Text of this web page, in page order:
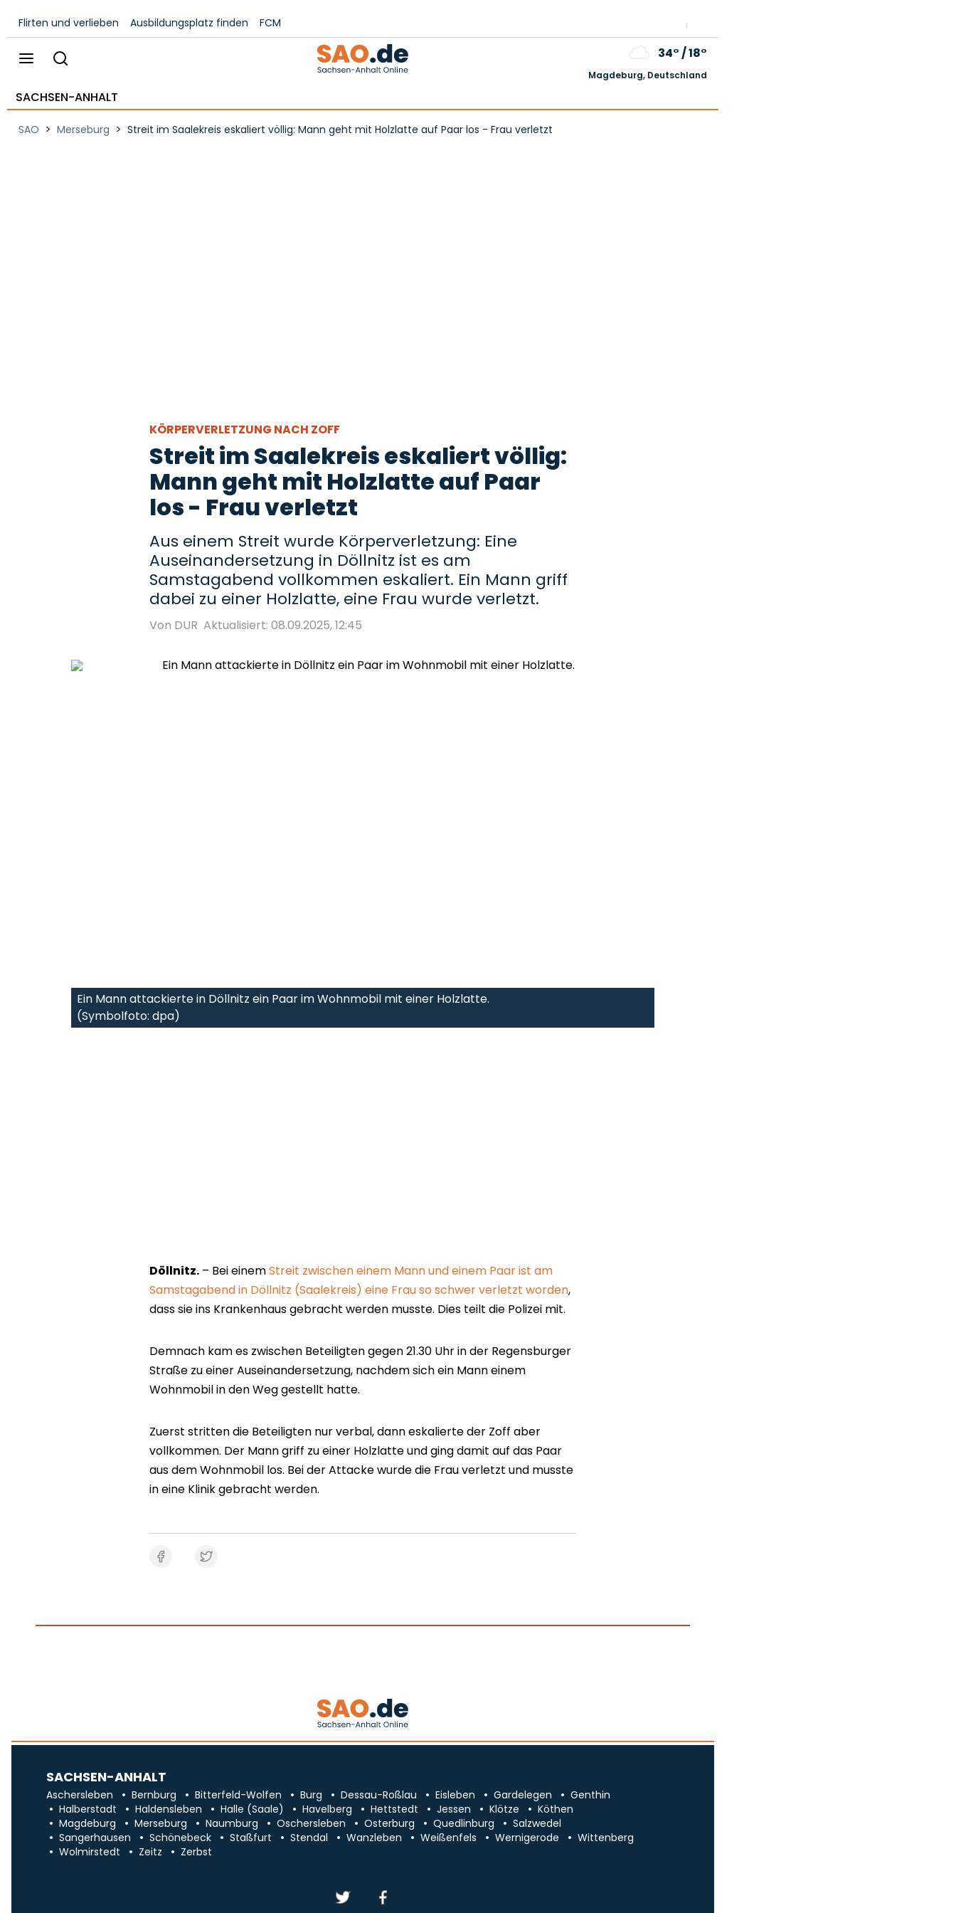
Flirten und verlieben Ausbildungsplatz finden FCM
34°/18°
Magdeburg, Deutschland
SACHSEN-ANHALT
SAO > Merseburg > Streit im Saalekreis eskaliert völlig: Mann geht mit Holzlatte auf Paar los - Frau verletzt
KÖRPERVERLETZUNG NACH ZOFF
Streit im Saalekreis eskaliert völlig:
Mann geht mit Holzlatte auf Paar
los - Frau verletzt
Aus einem Streit wurde Körperverletzung: Eine
Auseinandersetzung in Döllnitz ist es am
Samstagabend vollkommen eskaliert. Ein Mann griff
dabei zu einer Holzlatte, eine Frau wurde verletzt.
Von DUR Aktualisiert: 08.09.2025, 12:45
Ein Mann attackierte in Döllnitz ein Paar im Wohnmobil mit einer Holzlatte.
(Symbolfoto: dpa)
Döllnitz. – Bei einemStreit zwischen einem Mann und einem Paar ist am
Samstagabend in Döllnitz (Saalekreis) eine Frau so schwer verletzt worden,
dass sie ins Krankenhaus gebracht werden musste. Dies teilt die Polizei mit.
Demnach kam es zwischen Beteiligten gegen 21.30 Uhr in der Regensburger
Straße zu einer Auseinandersetzung, nachdem sich ein Mann einem
Wohnmobil in den Weg gestellt hatte.
Zuerst stritten die Beteiligten nur verbal, dann eskalierte der Zoff aber
vollkommen. Der Mann griff zu einer Holzlatte und ging damit auf das Paar
aus dem Wohnmobil los. Bei der Attacke wurde die Frau verletzt und musste
in eine Klinik gebracht werden.
SACHSEN-ANHALT
Aschersleben Bernburg Bitterfeld-Wolfen Burg Dessau-Roßlau Eisleben Gardelegen
Genthin
Halberstadt
Haldensleben Halle (Saale) Havelberg Hettstedt Jessen Klötze
Köthen
Magdeburg
Merseburg Naumburg Oschersleben Osterburg Quedlinburg
Salzwedel
Sangerhausen
Schönebeck Staßfurt Stendal Wanzleben Weißenfels Wernigerode
Wittenberg
Wolmirstedt
Zeitz Zerbst